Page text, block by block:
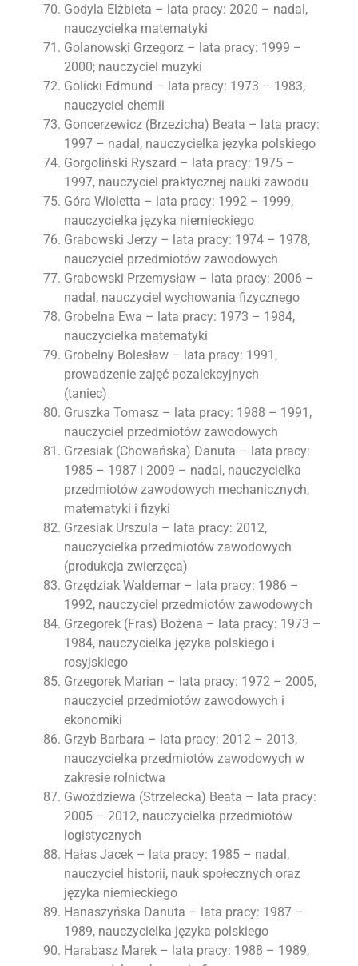
Godyla Elżbieta – lata pracy: 2020 – nadal,
nauczycielka matematyki
Golanowski Grzegorz – lata pracy: 1999 –
2000; nauczyciel muzyki
Golicki Edmund – lata pracy: 1973 – 1983,
nauczyciel chemii
Goncerzewicz (Brzezicha) Beata – lata pracy:
1997 – nadal, nauczycielka języka polskiego
Gorgoliński Ryszard – lata pracy: 1975 –
1997, nauczyciel praktycznej nauki zawodu
Góra Wioletta – lata pracy: 1992 – 1999,
nauczycielka języka niemieckiego
Grabowski Jerzy – lata pracy: 1974 – 1978,
nauczyciel przedmiotów zawodowych
Grabowski Przemysław – lata pracy: 2006 –
nadal, nauczyciel wychowania fizycznego
Grobelna Ewa – lata pracy: 1973 – 1984,
nauczycielka matematyki
Grobelny Bolesław – lata pracy: 1991,
prowadzenie zajęć pozalekcyjnych
(taniec)
Gruszka Tomasz – lata pracy: 1988 – 1991,
nauczyciel przedmiotów zawodowych
Grzesiak (Chowańska) Danuta – lata pracy:
1985 – 1987 i 2009 – nadal, nauczycielka
przedmiotów zawodowych mechanicznych,
matematyki i fizyki
Grzesiak Urszula – lata pracy: 2012,
nauczycielka przedmiotów zawodowych
(produkcja zwierzęca)
Grzędziak Waldemar – lata pracy: 1986 –
1992, nauczyciel przedmiotów zawodowych
Grzegorek (Fras) Bożena – lata pracy: 1973 –
1984, nauczycielka języka polskiego i
rosyjskiego
Grzegorek Marian – lata pracy: 1972 – 2005,
nauczyciel przedmiotów zawodowych i
ekonomiki
Grzyb Barbara – lata pracy: 2012 – 2013,
nauczycielka przedmiotów zawodowych w
zakresie rolnictwa
Gwoździewa (Strzelecka) Beata – lata pracy:
2005 – 2012, nauczycielka przedmiotów
logistycznych
Hałas Jacek – lata pracy: 1985 – nadal,
nauczyciel historii, nauk społecznych oraz
języka niemieckiego
Hanaszyńska Danuta – lata pracy: 1987 –
1989, nauczycielka języka polskiego
Harabasz Marek – lata pracy: 1988 – 1989,